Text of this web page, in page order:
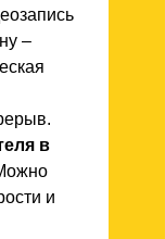
–
в
и